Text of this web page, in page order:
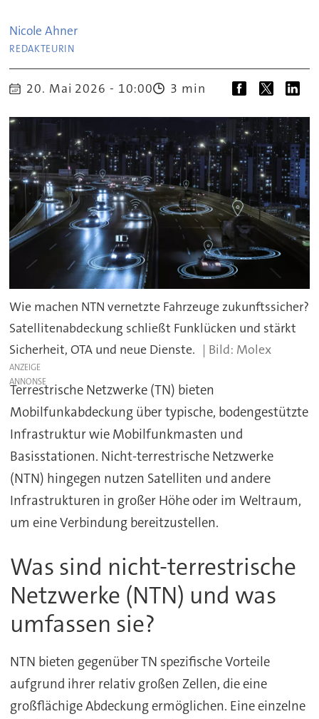
Nicole Ahner
REDAKTEURIN
20. Mai 2026 - 10:00 3 min
Wie machen NTN vernetzte Fahrzeuge zukunftssicher?
Satellitenabdeckung schließt Funklücken und stärkt
Sicherheit, OTA und neue Dienste.
Molex
ANZEIGE
Terrestrische Netzwerke (TN) bieten
Mobilfunkabdeckung über typische, bodengestützte
Infrastruktur wie Mobilfunkmasten und
Basisstationen. Nicht-terrestrische Netzwerke
(NTN) hingegen nutzen Satelliten und andere
Infrastrukturen in großer Höhe oder im Weltraum,
um eine Verbindung bereitzustellen.
Was sind nicht-terrestrische
Netzwerke (NTN) und was
umfassen sie?
NTN bieten gegenüber TN spezifische Vorteile
aufgrund ihrer relativ großen Zellen, die eine
großflächige Abdeckung ermöglichen. Eine einzelne